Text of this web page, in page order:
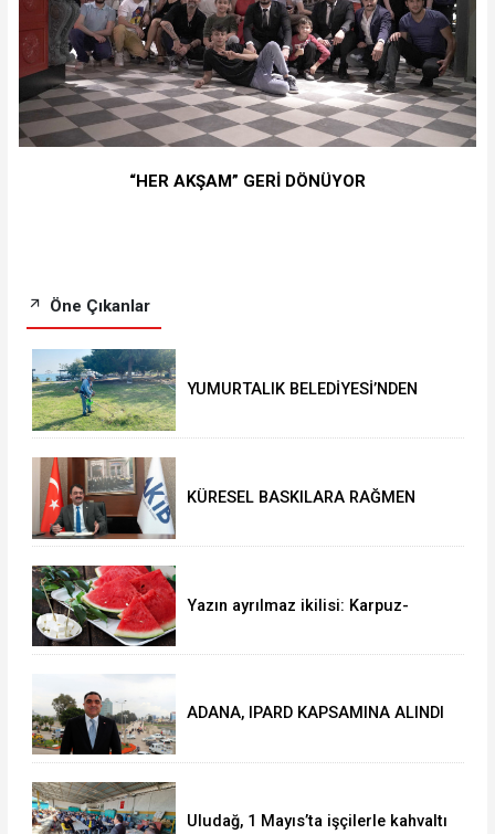
“HER AKŞAM” GERİ DÖNÜYOR
Öne Çıkanlar
YUMURTALIK BELEDİYESİ’NDEN
KÜRESEL BASKILARA RAĞMEN
Yazın ayrılmaz ikilisi: Karpuz-
ADANA, IPARD KAPSAMINA ALINDI
Uludağ, 1 Mayıs’ta işçilerle kahvaltı